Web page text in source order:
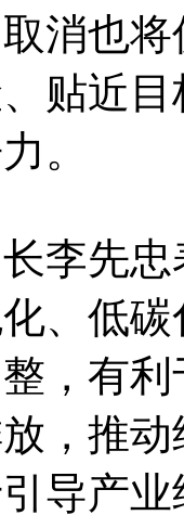
消也
贴近
。
李先
、低
，有
，推
导产